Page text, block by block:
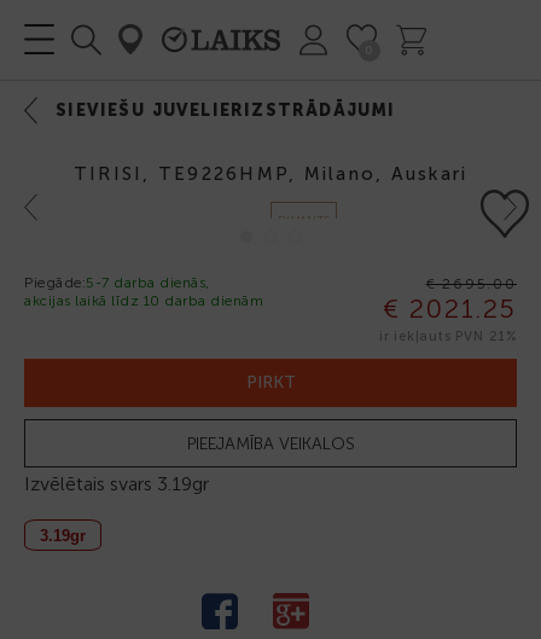
SIEVIEŠU JUVELIERIZSTRĀDĀJUMI
TIRISI, TE9226HMP, Milano, Auskari
Previous
DIMANTS
Next
Piegāde:5-7 darba dienās,
akcijas laikā līdz 10 darba dienām
€ 2695.00
€ 2021.25
ir iekļauts PVN 21%
PIRKT
PIEEJAMĪBA VEIKALOS
Izvēlētais svars 3.19gr
3.19gr